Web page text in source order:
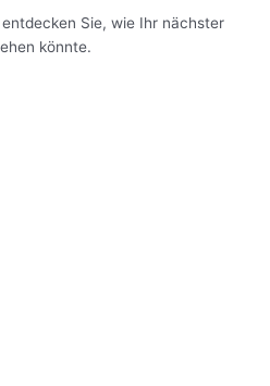
Sie, wie Ihr nächster
könnte.